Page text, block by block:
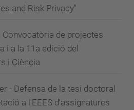
and Risk Privacy"
Convocatòria de projectes
i a la 11a edició del
i Ciència
- Defensa de la tesi doctoral
a l'EEES d'assignatures